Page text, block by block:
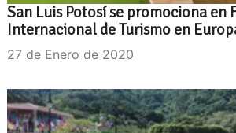
San Luis Potosí se promociona en
Internacional de Turismo en
27 de Enero de 2020